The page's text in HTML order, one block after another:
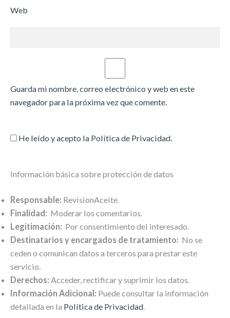
Web
Guarda mi nombre, correo electrónico y web en este
navegador para la próxima vez que comente.
He leído y acepto la Política de Privacidad.
Información básica sobre protección de datos
Responsable: RevisionAceite.
Finalidad: Moderar los comentarios.
Legitimación: Por consentimiento del interesado.
Destinatarios y encargados de tratamiento: No se
ceden o comunican datos a terceros para prestar este
servicio.
Derechos: Acceder, rectificar y suprimir los datos.
Información Adicional: Puede consultar la información
detallada en la Política de Privacidad.